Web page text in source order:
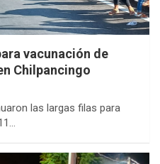
vacunación de
Chilpancingo
las largas filas para